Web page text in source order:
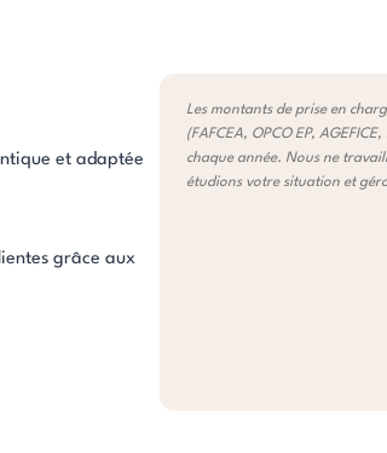
et adaptée
grâce aux
Les montants de prise en
(FAFCEA, OPCO EP,
chaque année. Nous ne
étudions votre situation et